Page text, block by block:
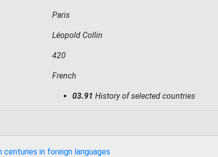
Paris
Léopold Collin
420
French
03.91 History of selected countries
in foreign languages